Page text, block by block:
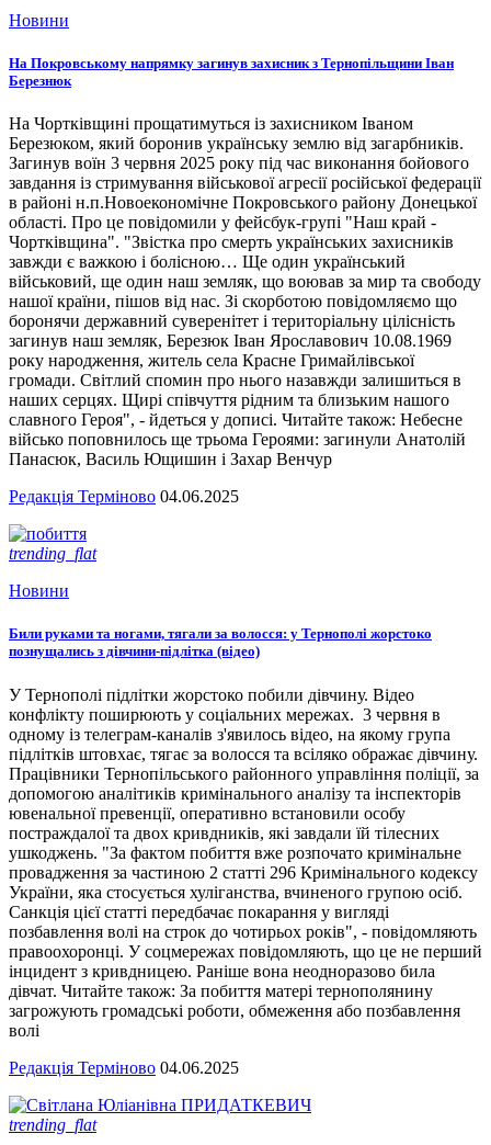
Новини
На Покровському напрямку загинув захисник з Тернопільщини Іван
Березнюк
На Чортківщині прощатимуться із захисником Іваном
Березюком, який боронив українську землю від загарбників.
Загинув воїн 3 червня 2025 року під час виконання бойового
завдання із стримування військової агресії російської федерації
в районі н.п.Новоекономічне Покровського району Донецької
області. Про це повідомили у фейсбук-групі "Наш край -
Чортківщина". "Звістка про смерть українських захисників
завжди є важкою і болісною… Ще один український
військовий, ще один наш земляк, що воював за мир та свободу
нашої країни, пішов від нас. Зі скорботою повідомляємо що
боронячи державний суверенітет і територіальну цілісність
загинув наш земляк, Березюк Іван Ярославович 10.08.1969
року народження, житель села Красне Гримайлівської
громади. Світлий спомин про нього назавжди залишиться в
наших серцях. Щирі співчуття рідним та близьким нашого
славного Героя", - йдеться у дописі. Читайте також: Небесне
військо поповнилось ще трьома Героями: загинули Анатолій
Панасюк, Василь Ющишин і Захар Венчур
Редакція Терміново 04.06.2025
trending_flat
Новини
Били руками та ногами, тягали за волосся: у Тернополі жорстоко
познущались з дівчини-підлітка (відео)
У Тернополі підлітки жорстоко побили дівчину. Відео
конфлікту поширюють у соціальних мережах. 3 червня в
одному із телеграм-каналів з'явилось відео, на якому група
підлітків штовхає, тягає за волосся та всіляко ображає дівчину.
Працівники Тернопільського районного управління поліції, за
допомогою аналітиків кримінального аналізу та інспекторів
ювенальної превенції, оперативно встановили особу
постраждалої та двох кривдників, які завдали їй тілесних
ушкоджень. "За фактом побиття вже розпочато кримінальне
провадження за частиною 2 статті 296 Кримінального кодексу
України, яка стосується хуліганства, вчиненого групою осіб.
Санкція цієї статті передбачає покарання у вигляді
позбавлення волі на строк до чотирьох років", - повідомляють
правоохоронці. У соцмережах повідомляють, що це не перший
інцидент з кривдницею. Раніше вона неодноразово била
дівчат. Читайте також: За побиття матері тернополянину
загрожують громадські роботи, обмеження або позбавлення
волі
Редакція Терміново 04.06.2025
trending_flat